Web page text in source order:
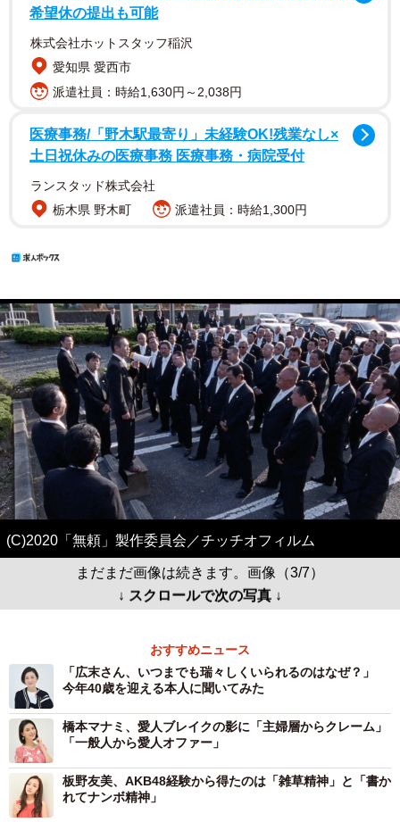
希望休の提出も可能
株式会社ホットスタッフ稲沢
愛知県 愛西市
派遣社員：時給1,630円～2,038円
医療事務/「野木駅最寄り」未経験OK!残業なし×
土日祝休みの医療事務 医療事務・病院受付
ランスタッド株式会社
栃木県 野木町
派遣社員：時給1,300円
(C)2020「無頼」製作委員会／チッチオフィルム
まだまだ画像は続きます。画像（3/7）
↓ スクロールで次の写真 ↓
おすすめニュース
「広末さん、いつまでも瑞々しくいられるのはなぜ？」
今年40歳を迎える本人に聞いてみた
橋本マナミ、愛人ブレイクの影に「主婦層からクレーム」
「一般人から愛人オファー」
板野友美、AKB48経験から得たのは「雑草精神」と「書か
れてナンボ精神」